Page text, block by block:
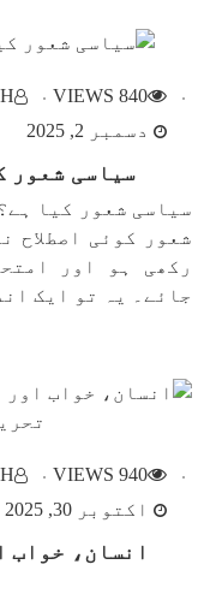
840 VIEWS
دسمبر 2, 2025
سیاسی شعور
سیاسی شعور کیا
شعور کوئی اصطلاح
رکھی ہو اور
جائے۔ یہ تو ایک
940 VIEWS
اکتوبر 30, 2025
انسان، خواب